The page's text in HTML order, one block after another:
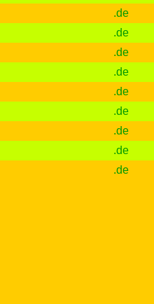
.de
.de
.de
.de
.de
.de
.de
.de
.de